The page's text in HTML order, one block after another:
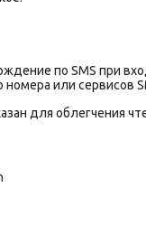
по SMS при
или сервисов
для облегчения